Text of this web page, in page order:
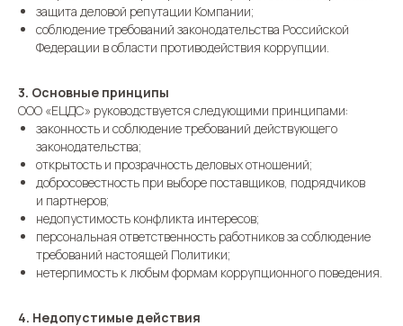
защита деловой репутации Компании;
соблюдение требований законодательства Российской
Федерации в области противодействия коррупции.
3. Основные принципы
ООО «ЕЦДС» руководствуется следующими принципами:
законность и соблюдение требований действующего
законодательства;
открытость и прозрачность деловых отношений;
добросовестность при выборе поставщиков, подрядчиков
и партнеров;
недопустимость конфликта интересов;
персональная ответственность работников за соблюдение
требований настоящей Политики;
нетерпимость к любым формам коррупционного поведения.
4. Недопустимые действия